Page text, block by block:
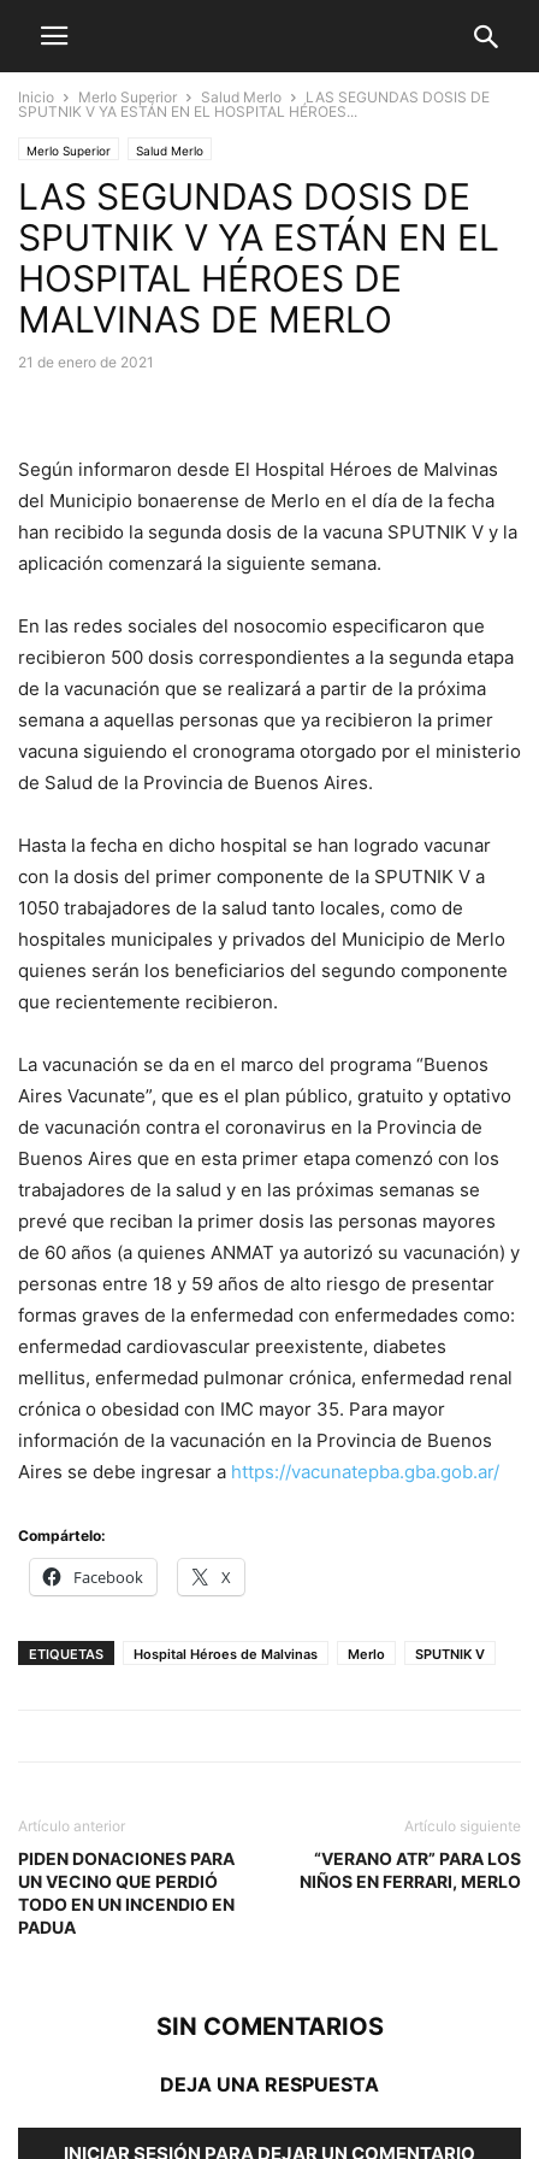
Inicio Merlo Superior Salud Merlo
LAS SEGUNDAS DOSIS DE
SPUTNIK V YA ESTÁN EN EL HOSPITAL HÉROES...
Merlo Superior Salud Merlo
LAS SEGUNDAS DOSIS DE
SPUTNIK V YA ESTÁN EN EL
HOSPITAL HÉROES DE
MALVINAS DE MERLO
21 de enero de 2021
Según informaron desde El Hospital Héroes de Malvinas
del Municipio bonaerense de Merlo en el día de la fecha
han recibido la segunda dosis de la vacuna SPUTNIK V y la
aplicación comenzará la siguiente semana.
En las redes sociales del nosocomio especificaron que
recibieron 500 dosis correspondientes a la segunda etapa
de la vacunación que se realizará a partir de la próxima
semana a aquellas personas que ya recibieron la primer
vacuna siguiendo el cronograma otorgado por el ministerio
de Salud de la Provincia de Buenos Aires.
Hasta la fecha en dicho hospital se han logrado vacunar
con la dosis del primer componente de la SPUTNIK V a
1050 trabajadores de la salud tanto locales, como de
hospitales municipales y privados del Municipio de Merlo
quienes serán los beneficiarios del segundo componente
que recientemente recibieron.
La vacunación se da en el marco del programa “Buenos
Aires Vacunate”, que es el plan público, gratuito y optativo
de vacunación contra el coronavirus en la Provincia de
Buenos Aires que en esta primer etapa comenzó con los
trabajadores de la salud y en las próximas semanas se
prevé que reciban la primer dosis las personas mayores
de 60 años (a quienes ANMAT ya autorizó su vacunación) y
personas entre 18 y 59 años de alto riesgo de presentar
formas graves de la enfermedad con enfermedades como:
enfermedad cardiovascular preexistente, diabetes
mellitus, enfermedad pulmonar crónica, enfermedad renal
crónica o obesidad con IMC mayor 35. Para mayor
información de la vacunación en la Provincia de Buenos
Aires se debe ingresar a https://vacunatepba.gba.gob.ar/
Compártelo:
Facebook X
ETIQUETAS Hospital Héroes de Malvinas Merlo SPUTNIK V
Artículo anterior
PIDEN DONACIONES PARA
UN VECINO QUE PERDIÓ
TODO EN UN INCENDIO EN
PADUA
Artículo siguiente
“VERANO ATR” PARA LOS
NIÑOS EN FERRARI, MERLO
SIN COMENTARIOS
DEJA UNA RESPUESTA
INICIAR SESIÓN PARA DEJAR UN COMENTARIO